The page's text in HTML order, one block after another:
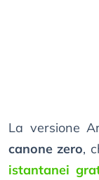
La versione
canone zero,
istantanei